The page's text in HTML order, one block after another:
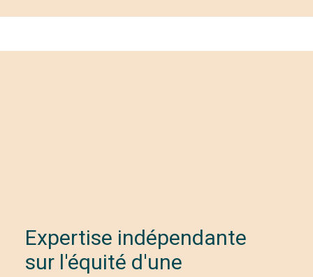
Expertise indépendante
sur l'équité d'une